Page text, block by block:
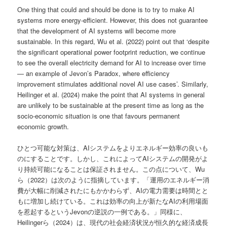
One thing that could and should be done is to try to make AI
systems more energy-efficient. However, this does not guarantee
that the development of AI systems will become more
sustainable. In this regard, Wu et al. (2022) point out that ‘despite
the significant operational power footprint reduction, we continue
to see the overall electricity demand for AI to increase over time
— an example of Jevon’s Paradox, where efficiency
improvement stimulates additional novel AI use cases’. Similarly,
Heilinger et al. (2024) make the point that AI systems in general
are unlikely to be sustainable at the present time as long as the
socio-economic situation is one that favours permanent
economic growth.
ひとつ可能な対策は、AIシステムをよりエネルギー効率の良いも
のにすることです。しかし、これによってAIシステムの開発がよ
り持続可能になることは保証されません。この点について、Wu
ら（2022）は次のように指摘しています。「運用のエネルギー消
費が大幅に削減されたにもかかわらず、AIの電力需要は時間とと
もに増加し続けている。これは効率の向上が新たなAIの利用場面
を惹起するというJevonの逆説の一例である。」同様に、
Heilingerら（2024）は、現代の社会経済状況が恒久的な経済成長